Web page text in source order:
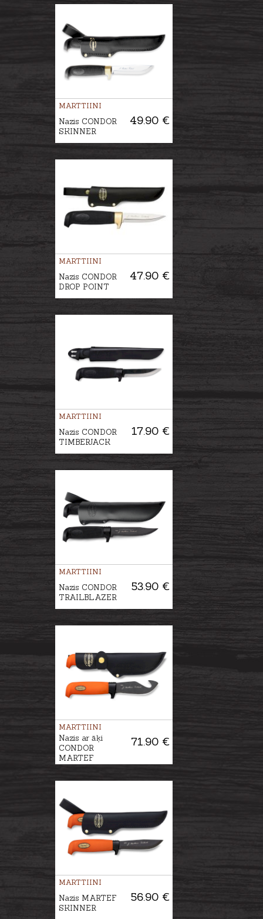
MARTTIINI
49.90 €
Nazis CONDOR
SKINNER
MARTTIINI
47.90 €
Nazis CONDOR
DROP POINT
MARTTIINI
17.90 €
Nazis CONDOR
TIMBERJACK
MARTTIINI
53.90 €
Nazis CONDOR
TRAILBLAZER
MARTTIINI
71.90 €
Nazis ar āķi
CONDOR
MARTEF
MARTTIINI
56.90 €
Nazis MARTEF
SKINNER